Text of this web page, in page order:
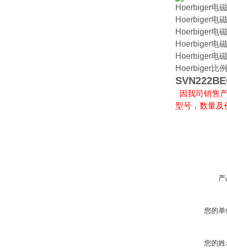
Hoerbiger电
Hoerbiger电
Hoerbiger电
Hoerbiger电
Hoerbiger电
Hoerbiger比
因我司销售
型号，数量及
您的
您的